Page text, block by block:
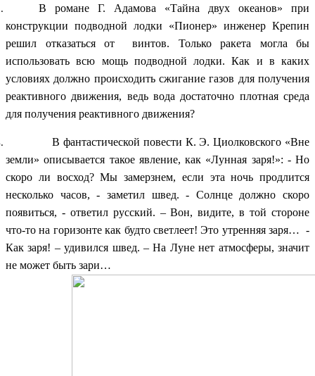
В романе Г. Адамова «Тайна двух океанов» при
конструкции подводной лодки «Пионер» инженер Крепин
решил отказаться от винтов. Только ракета могла бы
использовать всю мощь подводной лодки. Как и в каких
условиях должно происходить сжигание газов для получения
реактивного движения, ведь вода достаточно плотная среда
для получения реактивного движения?
В фантастической повести К. Э. Циолковского «Вне
земли» описывается такое явление, как «Лунная заря!»: - Но
скоро ли восход? Мы замерзнем, если эта ночь продлится
несколько часов, - заметил швед. - Солнце должно скоро
появиться, - ответил русский. – Вон, видите, в той стороне
что-то на горизонте как будто светлеет! Это утренняя заря… -
Как заря! – удивился швед. – На Луне нет атмосферы, значит
не может быть зари…